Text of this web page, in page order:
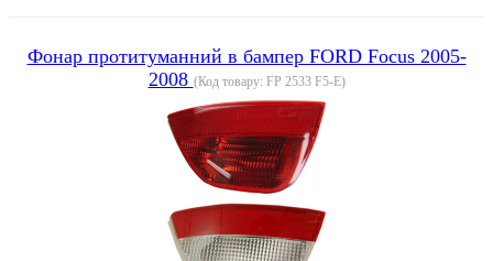
Фонар протитуманний в бампер FORD Focus 2005-
2008 (Код товару: FP 2533 F5-E)